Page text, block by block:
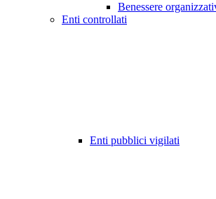
Benessere
Enti controllati
Enti pubblici vigilati